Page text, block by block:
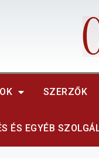
SZERZŐK
ÉS EGYÉB